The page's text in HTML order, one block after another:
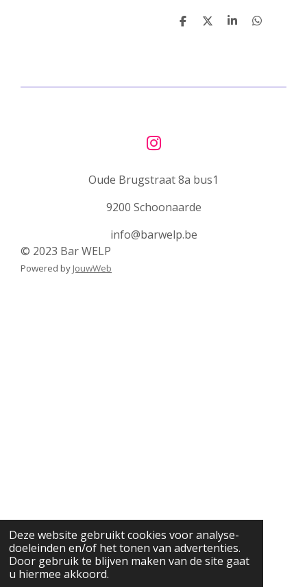
Deze website gebruikt cookies voor analyse-
doeleinden en/of het tonen van advertenties.
Door gebruik te blijven maken van de site gaat
u hiermee akkoord.
D
D
S
D
I
s
a
g
Oude Brugstraat 8a bus1
9200 Schoonaarde
info@barwelp.be
© 2023 Bar WELP
Powered by JouwWeb